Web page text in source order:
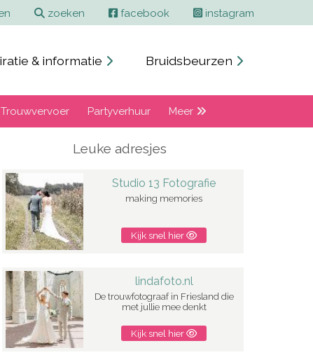
Contact en adverteren
zoeken Zoekenfacebook instagram
& informatie Bruidsbeurzen
Trouwvervoer Partyverhuur Meer
Leuke adresjes
Studio 13 Fotografie
making memories
Kijk snel hier
lindafoto.nl
De trouwfotograaf in Friesland die
met jullie mee denkt
Kijk snel hier